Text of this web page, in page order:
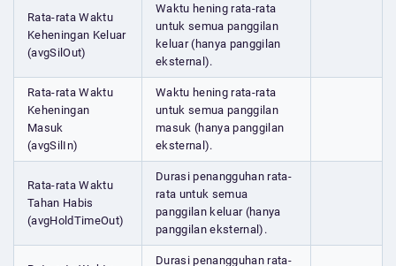
Rata-rata Waktu
Keheningan Keluar
(avgSilOut)
Waktu hening rata-rata
untuk semua panggilan
keluar (hanya panggilan
eksternal).
Rata-rata Waktu
Keheningan
Masuk
(avgSilIn)
Waktu hening rata-rata
untuk semua panggilan
masuk (hanya panggilan
eksternal).
Rata-rata Waktu
Tahan Habis
(avgHoldTimeOut)
Durasi penangguhan rata-
rata untuk semua
panggilan keluar (hanya
panggilan eksternal).
Durasi penangguhan rata-